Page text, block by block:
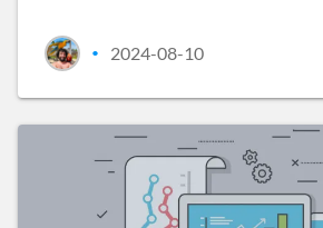
• 2024-08-10